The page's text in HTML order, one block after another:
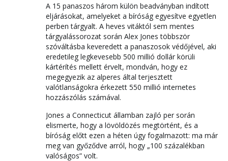
A 15 panaszos három külön beadványban indított
eljárásokat, amelyeket a bíróság egyesítve egyetlen
perben tárgyalt. A heves vitáktól sem mentes
tárgyalássorozat során Alex Jones többször
szóváltásba keveredett a panaszosok védőjével, aki
eredetileg legkevesebb 500 millió dollár körüli
kártérítés mellett érvelt, mondván, hogy ez
megegyezik az alperes által terjesztett
valótlanságokra érkezett 550 millió internetes
hozzászólás számával.
Jones a Connecticut államban zajló per során
elismerte, hogy a lövöldözés megtörtént, és a
bíróság előtt ezen a héten úgy fogalmazott: ma már
meg van győződve arról, hogy „100 százalékban
valóságos” volt.